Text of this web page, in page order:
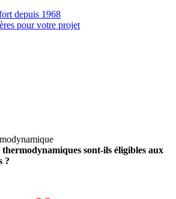
depuis 1968
pour votre projet
sont-ils éligibles aux
?